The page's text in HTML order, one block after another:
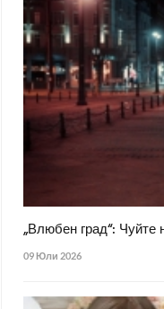
„Влюбен град“: Чуйте
09 Юли 2026